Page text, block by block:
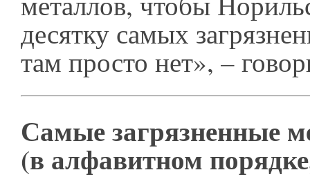
десятку самых
там просто нет», –
Самые загрязненные
(в алфавитном